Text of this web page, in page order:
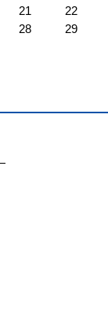
21
22
28
29